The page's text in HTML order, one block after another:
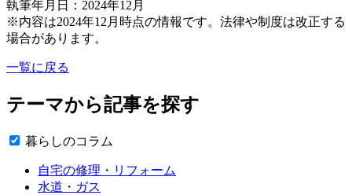
執筆年月日：2024年12月
※内容は2024年12月時点の情報です。法律や制度は改正する
場合があります。
一覧に戻る
テーマから記事を探す
暮らしのコラム
自宅の修理・リフォーム
水道・ガス